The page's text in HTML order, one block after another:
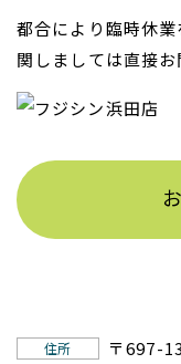
都合により臨時休
関しましては直接お
住所 〒697-